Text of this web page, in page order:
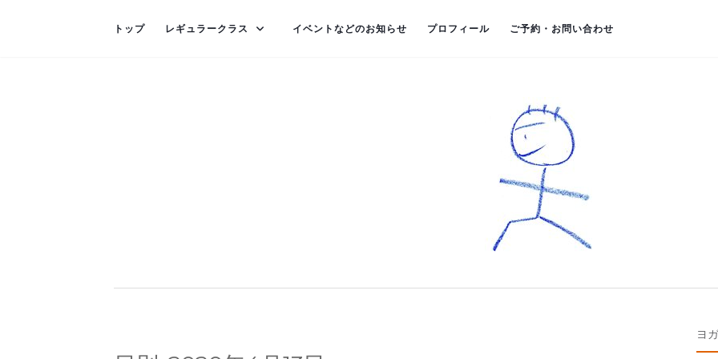
トップ レギュラークラス イベントなどのお知らせ プロフィール ご予約・お問い合わせ
ヨ